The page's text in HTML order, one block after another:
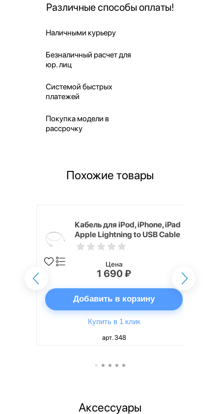
Различные способы оплаты!
Наличными курьеру
Безналичный расчет для
юр. лиц
Системой быстрых
платежей
Покупка модели в
рассрочку
Похожие товары
Кабель для iPod, iPhone, iPad
Apple Lightning to USB Cable
(0.5 m)
Цена
1 690 ₽
Добавить в корзину
Купить в 1 клик
арт. 348
Аксессуары